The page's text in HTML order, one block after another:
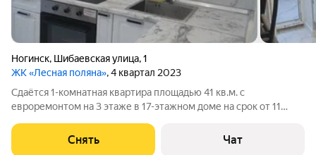
Ногинск, Шибаевская улица,1
ЖК «Лесная поляна», 4 квартал 2023
Сдаётся 1-комнатная квартира площадью 41 кв.м. с
евроремонтом на 3 этаже в 17-этажном доме на срок от 11
Стиральная машина Холодильник Пылесос Дом - монолитный.
Коммунальные услуги по счетчикам
Снять Чат